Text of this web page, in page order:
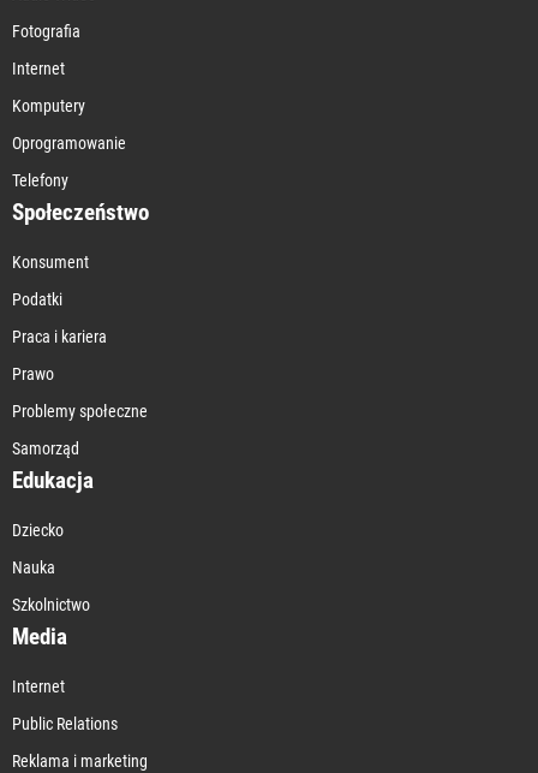
Fotografia
Internet
Komputery
Oprogramowanie
Telefony
Społeczeństwo
Konsument
Podatki
Praca i kariera
Prawo
Problemy społeczne
Samorząd
Edukacja
Dziecko
Nauka
Szkolnictwo
Media
Internet
Public Relations
Reklama i marketing